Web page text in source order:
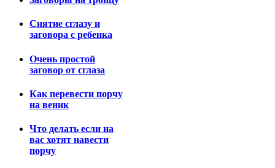
Снятие сглазу и
заговора с ребенка
Очень простой
заговор от сглаза
Как перевести порчу
на веник
Что делать если на
вас хотят навести
порчу